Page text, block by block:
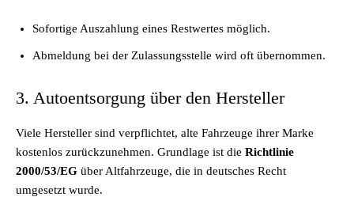
Sofortige Auszahlung eines Restwertes möglich.
Abmeldung bei der Zulassungsstelle wird oft übernommen.
3. Autoentsorgung über den Hersteller
Viele Hersteller sind verpflichtet, alte Fahrzeuge ihrer Marke
kostenlos zurückzunehmen. Grundlage ist die Richtlinie
2000/53/EG über Altfahrzeuge, die in deutsches Recht
umgesetzt wurde.